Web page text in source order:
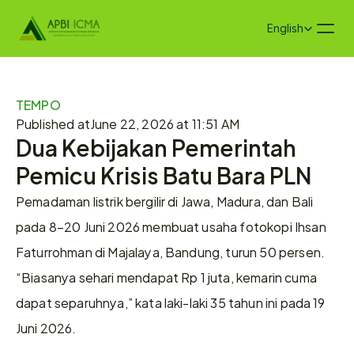
Select Language
English
TEMPO
Published atJune 22, 2026 at 11:51 AM
Dua Kebijakan Pemerintah
Pemicu Krisis Batu Bara PLN
Pemadaman listrik bergilir di Jawa, Madura, dan Bali
pada 8–20 Juni 2026 membuat usaha fotokopi Ihsan
Faturrohman di Majalaya, Bandung, turun 50 persen.
“Biasanya sehari mendapat Rp 1 juta, kemarin cuma
dapat separuhnya,” kata laki-laki 35 tahun ini pada 19
Juni 2026.